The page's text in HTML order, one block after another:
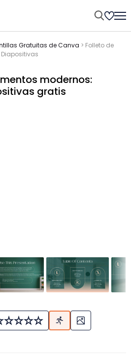
Gratuitas de Canva > Folleto de
modernos:
gratis